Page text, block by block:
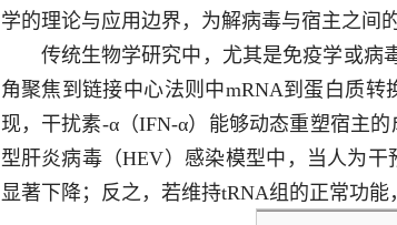
学的理论与应用边界，为解病毒与宿主之间
传统生物学研究中，尤其是免疫学或病
角聚焦到链接中心法则中mRNA到蛋白质
现，干扰素-α（IFN-α）能够动态重塑宿主
型肝炎病毒（HEV）感染模型中，当人为
显著下降；反之，若维持tRNA组的正常功能